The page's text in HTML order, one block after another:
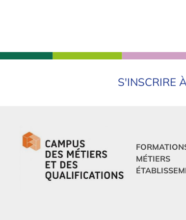
S'INSCRIRE
MÉTIERS